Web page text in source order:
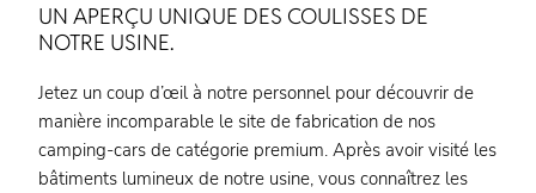
UN APERÇU UNIQUE DES COULISSES DE
NOTRE USINE.
Jetez un coup d’œil à notre personnel pour découvrir de
manière incomparable le site de fabrication de nos
camping-cars de catégorie premium. Après avoir visité les
bâtiments lumineux de notre usine, vous connaîtrez les